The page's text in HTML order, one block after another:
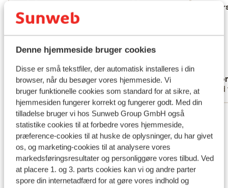
Denne hjemmeside bruger cookies
Disse er små tekstfiler, der automatisk installeres i din
browser, når du besøger vores hjemmeside. Vi
bruger funktionelle cookies som standard for at sikre, at
hjemmesiden fungerer korrekt og fungerer godt. Med din
tilladelse bruger vi hos Sunweb Group GmbH også
statistike cookies til at forbedre vores hjemmeside,
præference-cookies til at huske de oplysninger, du har givet
os, og marketing-cookies til at analysere vores
markedsføringsresultater og personliggøre vores tilbud. Ved
at placere 1. og 3. parts cookies kan vi og andre parter
spore din internetadfærd for at gøre vores indhold og
Barcelona. Venligt personale. Pæne og
er for voksne. Alt i alt en virkelig god
oplevelse/ ferie.
Barcelona. Venligt personale. Pæne og
er for voksne. Alt i alt en virkelig god
oplevelse/ ferie.
Gitte
Med familie
Se alle 80 anmeldelser
Lokation